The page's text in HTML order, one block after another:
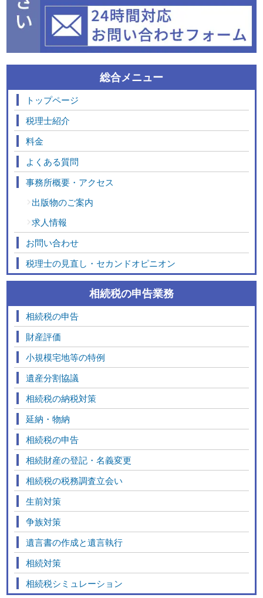
総合メニュー
トップページ
税理士紹介
料金
よくある質問
事務所概要・アクセス
出版物のご案内
求人情報
お問い合わせ
税理士の見直し・セカンドオピニオン
相続税の申告業務
相続税の申告
財産評価
小規模宅地等の特例
遺産分割協議
相続税の納税対策
延納・物納
相続税の申告
相続財産の登記・名義変更
相続税の税務調査立会い
生前対策
争族対策
遺言書の作成と遺言執行
相続対策
相続税シミュレーション